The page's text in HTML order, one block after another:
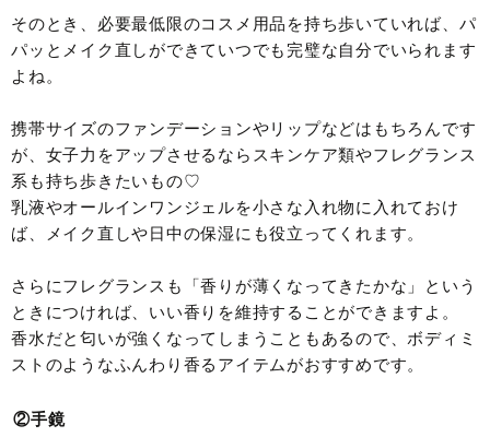
そのとき、必要最低限のコスメ用品を持ち歩いていれば、パ
パッとメイク直しができていつでも完璧な自分でいられます
よね。
携帯サイズのファンデーションやリップなどはもちろんです
が、女子力をアップさせるならスキンケア類やフレグランス
系も持ち歩きたいもの♡
乳液やオールインワンジェルを小さな入れ物に入れておけ
ば、メイク直しや日中の保湿にも役立ってくれます。
さらにフレグランスも「香りが薄くなってきたかな」という
ときにつければ、いい香りを維持することができますよ。
香水だと匂いが強くなってしまうこともあるので、ボディミ
ストのようなふんわり香るアイテムがおすすめです。
②手鏡